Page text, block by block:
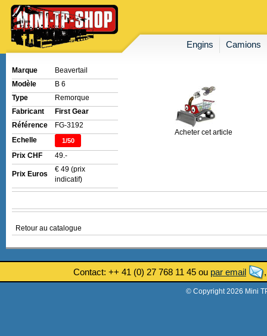
Engins Camions
Marque
Beavertail
Modèle
B 6
Type
Remorque
Fabricant
First Gear
Référence
FG-3192
Echelle
1/50
Prix CHF 49.-
Prix Euros
€ 49 (prix
indicatif)
Acheter cet article
Retour au catalogue
Contact: ++ 41 (0) 27 768 11 45 ou par email
© Copyright 2026 Mini